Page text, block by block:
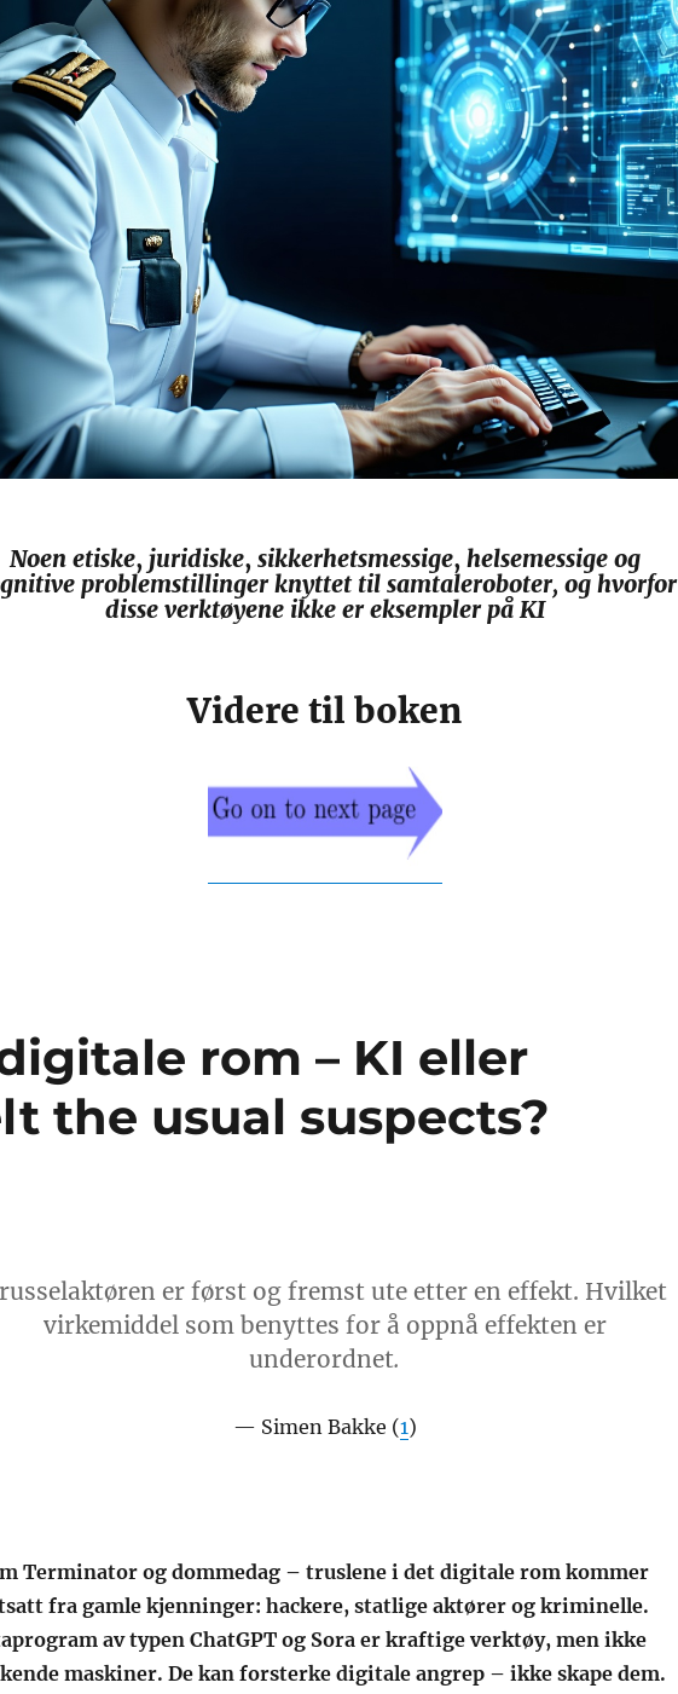
Noen etiske, juridiske, sikkerhetsmessige, helsemessige og
problemstillinger knyttet til samtaleroboter, og hvorfor
disse verktøyene ikke er eksempler på KI
Videre til boken
rom – KI eller
the usual suspects?
er først og fremst ute etter en effekt. Hvilket
virkemiddel som benyttes for å oppnå effekten er
underordnet.
Simen Bakke (1)
Terminator og dommedag – truslene i det digitale rom kommer
fra gamle kjenninger: hackere, statlige aktører og kriminelle.
av typen ChatGPT og Sora er kraftige verktøy, men ikke
maskiner. De kan forsterke digitale angrep – ikke skape dem.